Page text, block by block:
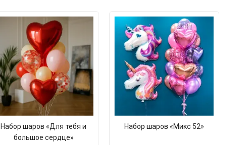
Набор шаров «Для тебя и
большое сердце»
Набор шаров «Микс 52»